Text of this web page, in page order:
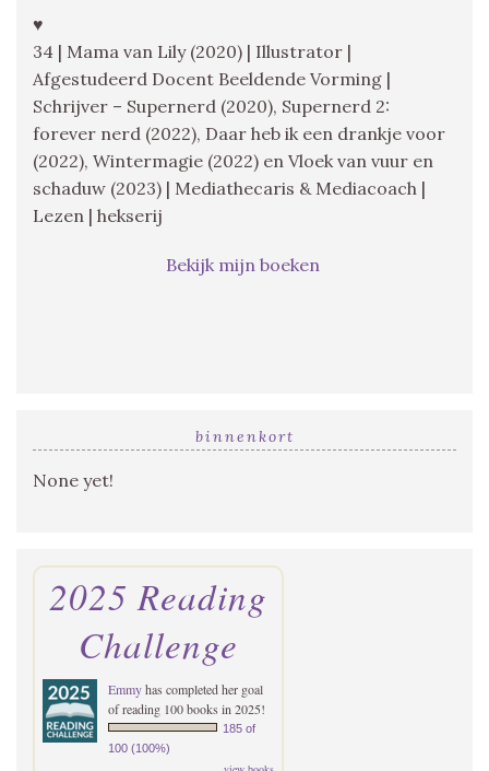
♥
34 | Mama van Lily (2020) | Illustrator |
Afgestudeerd Docent Beeldende Vorming |
Schrijver – Supernerd (2020), Supernerd 2:
forever nerd (2022), Daar heb ik een drankje voor
(2022), Wintermagie (2022) en Vloek van vuur en
schaduw (2023) | Mediathecaris & Mediacoach |
Lezen | hekserij
Bekijk mijn boeken
binnenkort
None yet!
2025 Reading
Challenge
Emmyhas completed her goal
of reading 100 books in 2025!
185 of
100 (100%)